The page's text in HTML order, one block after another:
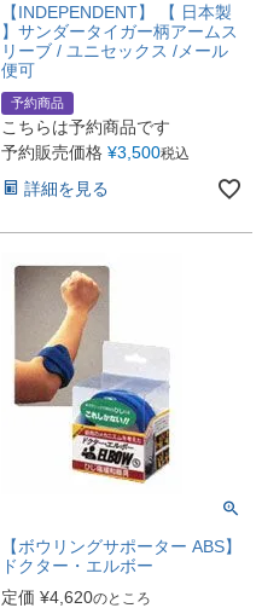
【INDEPENDENT】 【 日本製
】サンダータイガー柄アームス
リーブ / ユニセックス /メール
便可
予約商品
こちらは予約商品です
予約販売価格 ¥3,500税込
詳細を見る
【ボウリングサポーター ABS】
ドクター・エルボー
定価 ¥4,620のところ